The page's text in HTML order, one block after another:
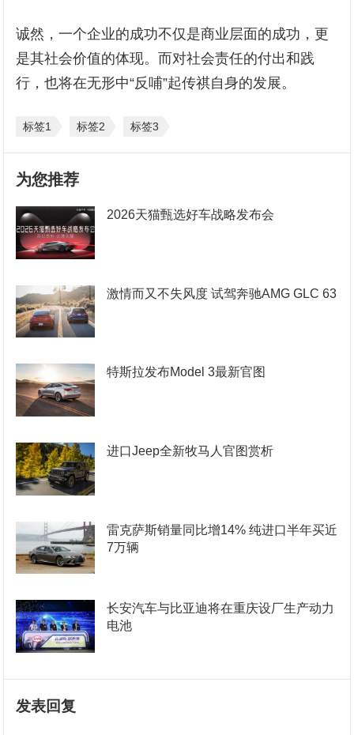
诚然，一个企业的成功不仅是商业层面的成功，更
是其社会价值的体现。而对社会责任的付出和践
行，也将在无形中“反哺”起传祺自身的发展。
标签1 标签2 标签3
为您推荐
2026天猫甄选好车战略发布会
激情而又不失风度 试驾奔驰AMG GLC 63
特斯拉发布Model 3最新官图
进口Jeep全新牧马人官图赏析
雷克萨斯销量同比增14% 纯进口半年买近
7万辆
长安汽车与比亚迪将在重庆设厂生产动力
电池
发表回复